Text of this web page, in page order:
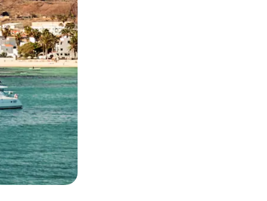
ისრებით ან შეხებისა თუ თითის გასმის ჟესტები.